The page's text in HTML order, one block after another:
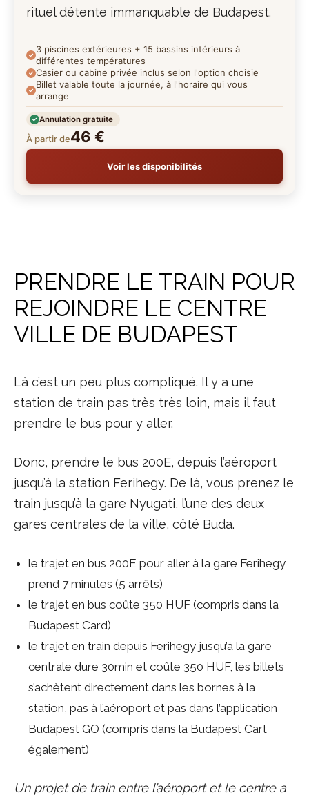
rituel détente immanquable de Budapest.
3 piscines extérieures + 15 bassins intérieurs à
différentes températures
Casier ou cabine privée inclus selon l'option choisie
Billet valable toute la journée, à l'horaire qui vous
arrange
Annulation gratuite
À partir de46 €
Voir les disponibilités
PRENDRE LE TRAIN POUR
REJOINDRE LE CENTRE
VILLE DE BUDAPEST
Là c’est un peu plus compliqué. Il y a une
station de train pas très très loin, mais il faut
prendre le bus pour y aller.
Donc, prendre le bus 200E, depuis l’aéroport
jusqu’à la station Ferihegy. De là, vous prenez le
train jusqu’à la gare Nyugati, l’une des deux
gares centrales de la ville, côté Buda.
le trajet en bus 200E pour aller à la gare Ferihegy
prend 7 minutes (5 arrêts)
le trajet en bus coûte 350 HUF (compris dans la
Budapest Card)
le trajet en train depuis Ferihegy jusqu’à la gare
centrale dure 30min et coûte 350 HUF, les billets
s’achètent directement dans les bornes à la
station, pas à l’aéroport et pas dans l’application
Budapest GO (compris dans la Budapest Cart
également)
Un projet de train entre l’aéroport et le centre a